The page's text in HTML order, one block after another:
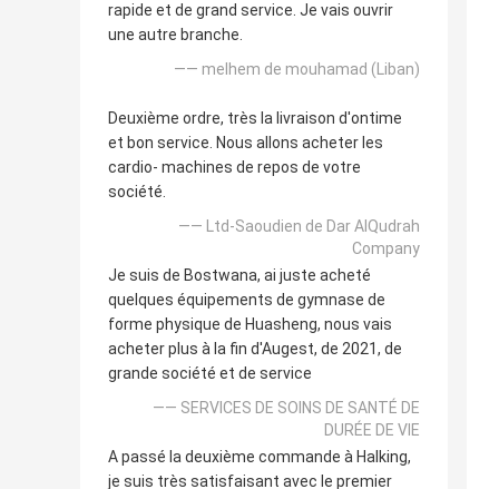
rapide et de grand service. Je vais ouvrir
une autre branche.
—— melhem de mouhamad (Liban)
Deuxième ordre, très la livraison d'ontime
et bon service. Nous allons acheter les
cardio- machines de repos de votre
société.
—— Ltd-Saoudien de Dar AlQudrah
Company
Je suis de Bostwana, ai juste acheté
quelques équipements de gymnase de
forme physique de Huasheng, nous vais
acheter plus à la fin d'Augest, de 2021, de
grande société et de service
—— SERVICES DE SOINS DE SANTÉ DE
DURÉE DE VIE
A passé la deuxième commande à Halking,
je suis très satisfaisant avec le premier